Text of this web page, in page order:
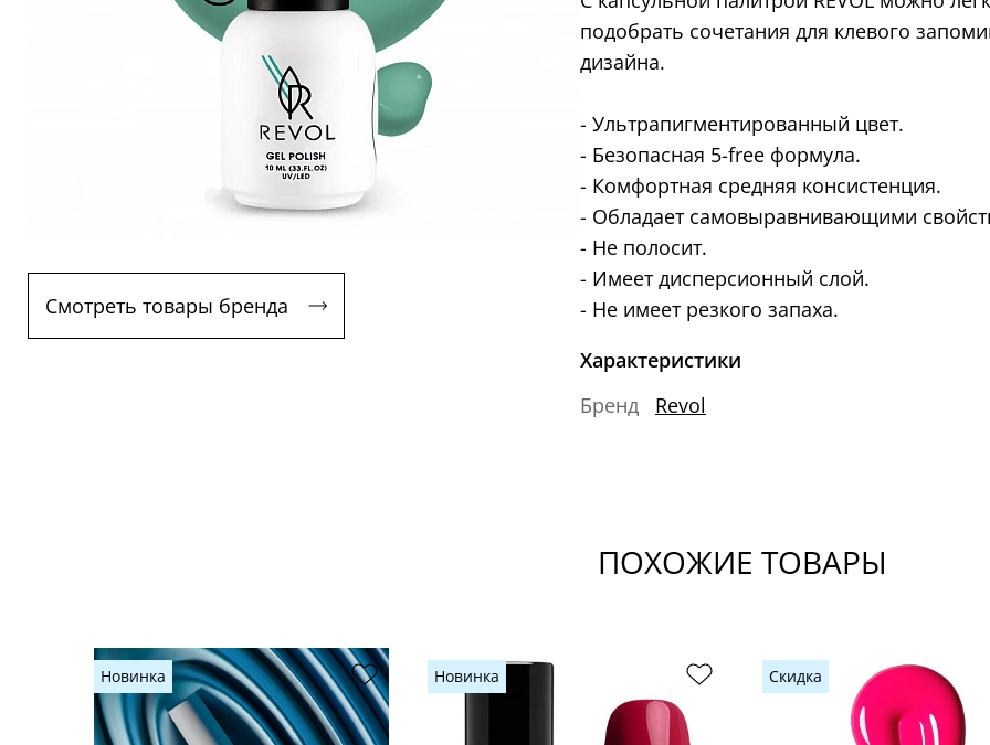
Смотреть товары бренда
подобрать сочетания для клевого
дизайна.
- Ультрапигментированный цвет.
- Безопасная 5-free формула.
- Комфортная средняя консистенция.
- Обладает самовыравнивающими
- Не полосит.
- Имеет дисперсионный слой.
- Не имеет резкого запаха.
Характеристики
Бренд
Revol
ПОХОЖИЕ ТОВАРЫ
Новинка Новинка Скидка